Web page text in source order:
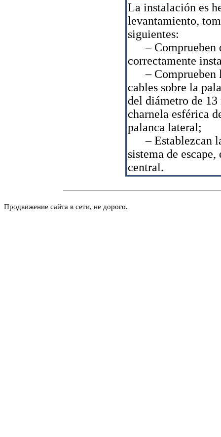
La instalación es
levantamiento,
siguientes:
– Comprueben
correctamente
– Comprueben
cables sobre la
del diámetro de 13
charnela esférica
palanca lateral;
– Establezcan
sistema de
central.
Продвижение сайта в сети, не дорого.